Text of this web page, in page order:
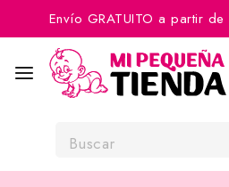
Envío GRATUITO a partir